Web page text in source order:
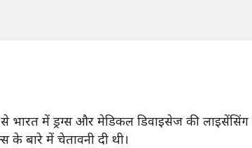
में ड्रग्स और मेडिकल डिवाइसेज की लाइसेंसिंग
बारे में चेतावनी दी थी।